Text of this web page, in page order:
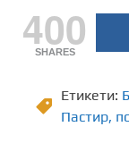
400
SHARES
Етикети:
Пастир,